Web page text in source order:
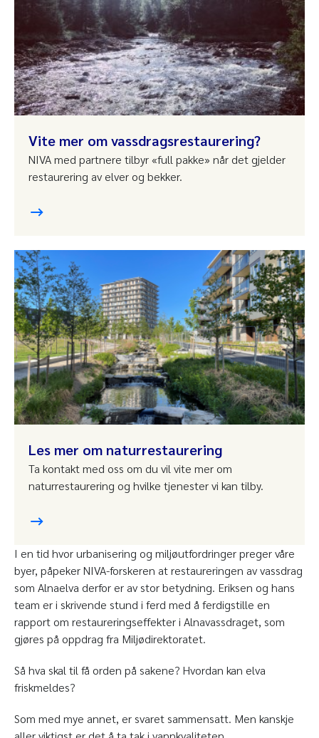
Vite mer om vassdragsrestaurering?
NIVA med partnere tilbyr «full pakke» når det gjelder
restaurering av elver og bekker.
Les mer om naturrestaurering
Ta kontakt med oss om du vil vite mer om
naturrestaurering og hvilke tjenester vi kan tilby.
I en tid hvor urbanisering og miljøutfordringer preger våre
byer, påpeker NIVA-forskeren at restaureringen av vassdrag
som Alnaelva derfor er av stor betydning. Eriksen og hans
team er i skrivende stund i ferd med å ferdigstille en
rapport om restaureringseffekter i Alnavassdraget, som
gjøres på oppdrag fra Miljødirektoratet.
Så hva skal til få orden på sakene? Hvordan kan elva
friskmeldes?
Som med mye annet, er svaret sammensatt. Men kanskje